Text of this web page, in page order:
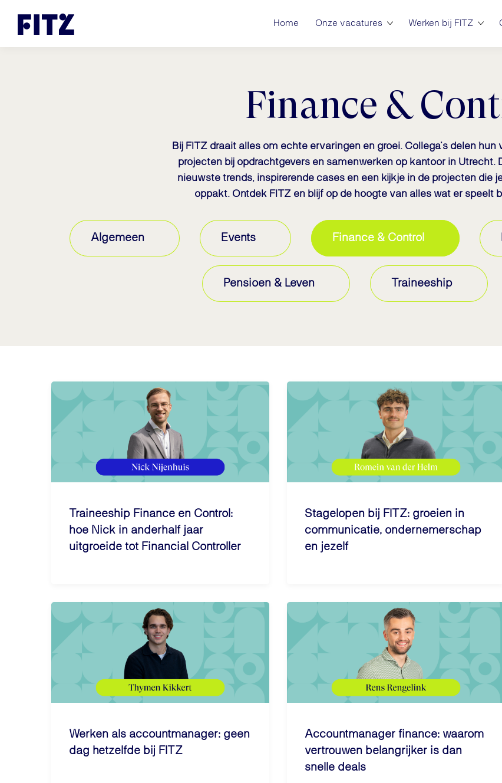
Home Onze vacatures Werken bij FITZ
Finance &
Bij FITZ draait alles om echte ervaringen en groei. Collega’s delen hun
projecten bij opdrachtgevers en samenwerken op kantoor in Utrecht.
nieuwste trends, inspirerende cases en een kijkje in de projecten die
oppakt. Ontdek FITZ en blijf op de hoogte van alles wat er speelt
Algemeen Events Finance & Control
Pensioen & Leven Traineeship
Traineeship Finance en Control:
hoe Nick in anderhalf jaar
uitgroeide tot Financial Controller
Stagelopen bij FITZ: groeien in
communicatie, ondernemerschap
en jezelf
Werken als accountmanager: geen
dag hetzelfde bij FITZ
Accountmanager finance: waarom
vertrouwen belangrijker is dan
snelle deals